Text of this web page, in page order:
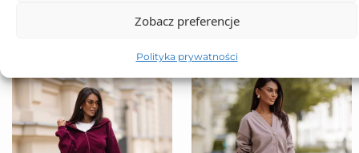
Zobacz preferencje
Polityka prywatności